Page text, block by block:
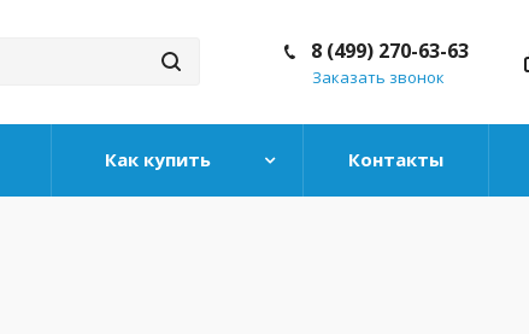
8 (499) 270-63-63
Заказать звонок
Как купить Контакты